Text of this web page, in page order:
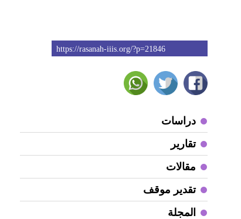
https://rasanah-iiis.org/?p=21846
دراسات
تقارير
مقالات
تقدير موقف
المجلة